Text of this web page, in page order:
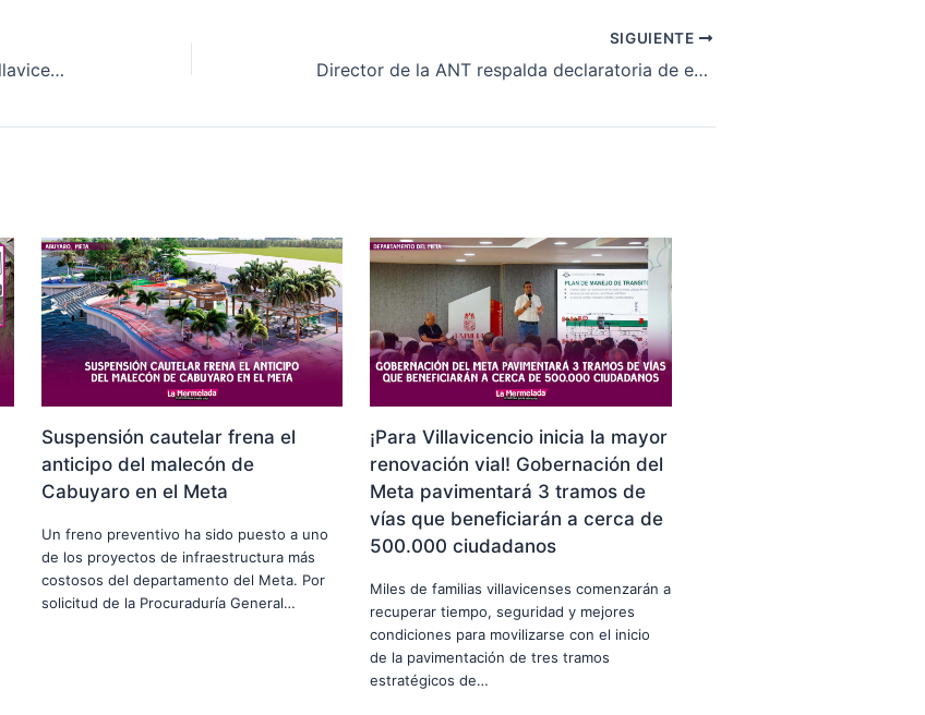
Impunidad en las dobles calzadas de Villavicencio
SIGUIENTE
Director de la ANT respalda declaratoria de emergencia en la Vía al Llano
Suspensión cautelar frena el
anticipo del malecón de
Cabuyaro en el Meta
Un freno preventivo ha sido puesto a uno
de los proyectos de infraestructura más
costosos del departamento del Meta. Por
solicitud de la Procuraduría General…
¡Para Villavicencio inicia la mayor
renovación vial! Gobernación del
Meta pavimentará 3 tramos de
vías que beneficiarán a cerca de
500.000 ciudadanos
Miles de familias villavicenses comenzarán a
recuperar tiempo, seguridad y mejores
condiciones para movilizarse con el inicio
de la pavimentación de tres tramos
estratégicos de…